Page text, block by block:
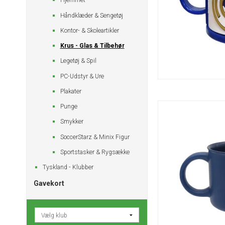
Håndklæder & Sengetøj
Kontor- & Skoleartikler
Krus - Glas & Tilbehør
Legetøj & Spil
PC-Udstyr & Ure
Plakater
Punge
Smykker
SoccerStarz & Minix Figur
Sportstasker & Rygsække
Tyskland - Klubber
Gavekort